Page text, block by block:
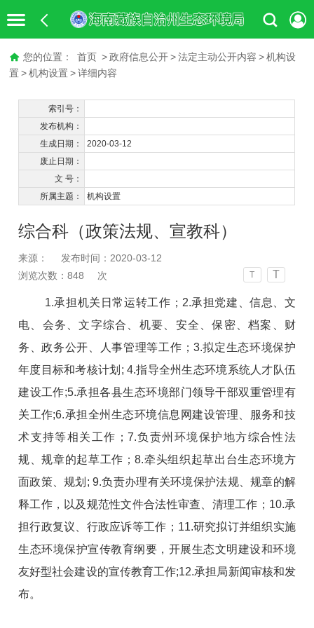
您的位置： 首页 > 政府信息公开 > 法定主动公开内容 > 机构设
置 > 机构设置 > 详细内容
索引号：
发布机构：
生成日期：
2020-03-12
废止日期：
文 号：
所属主题：
机构设置
综合科（政策法规、宣教科）
来源：
发布时间：2020-03-12
浏览次数：848 次 T T
1.承担机关日常运转工作； 2.承担党建、信息、文
电、会务、文字综合、机要、安全、保密、档案、财
务、政务公开、人事管理等工作； 3.拟定生态环境保护
年度目标和考核计划 ; 4.指导全州生态环境系统人才队伍
建设工作;5.承担各县生态环境部门领导干部双重管理有
关工作;6.承担全州生态环境信息网建设管理、服务和技
术支持等相关工作； 7.负责州环境保护地方综合性法
规、规章的起草工作；8.牵头组织起草出台生态环境方
面政策、规划 ; 9.负责办理有关环境保护法规、规章的解
释工作，以及规范性文件合法性审查、清理工作； 10.承
担行政复议、行政应诉等工作； 11.研究拟订并组织实施
生态环境保护宣传教育纲要，开展生态文明建设和环境
友好型社会建设的宣传教育工作;12.承担局新闻审核和发
布。